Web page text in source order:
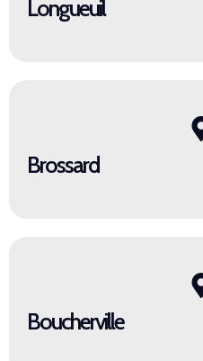
Longueuil
Brossard
Boucherville